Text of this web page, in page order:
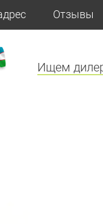
Отзывы
Ищем